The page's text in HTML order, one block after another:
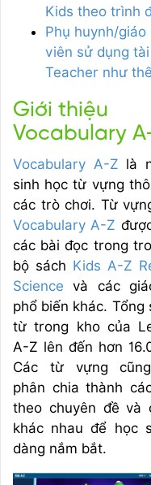
Kids theo trình
Phụ huynh/giáo
viên sử dụng
Teacher như
Giới thiệu
Vocabulary
Vocabulary A-Z là
sinh học từ vựng
các trò chơi. Từ
Vocabulary A-Z
các bài đọc trong
bộ sách Kids A-Z
Sciencevà các
phổ biến khác. Tổng
từ trong kho của
A-Z lên đến hơn
Các từ vựng
phân chia thành
theo chuyên đề và
khác nhau để học
dàng nắm bắt.